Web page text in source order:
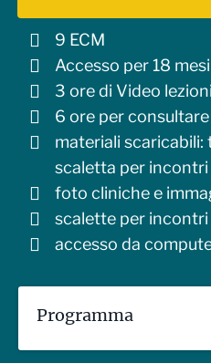
9 ECM
Accesso per 18 mesi
3 ore di Video lezioni
6 ore per
materiali
scaletta per incontri
foto cliniche e
scalette per
accesso da
Programma